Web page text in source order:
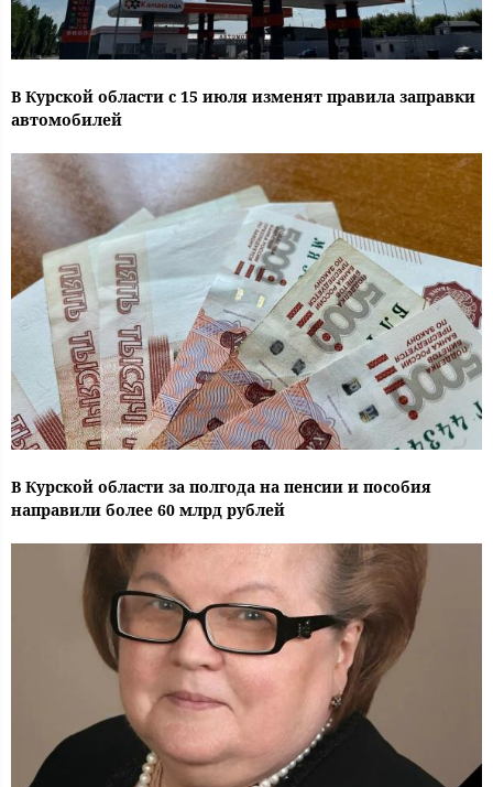
В Курской области с 15 июля изменят правила заправки
автомобилей
В Курской области за полгода на пенсии и пособия
направили более 60 млрд рублей